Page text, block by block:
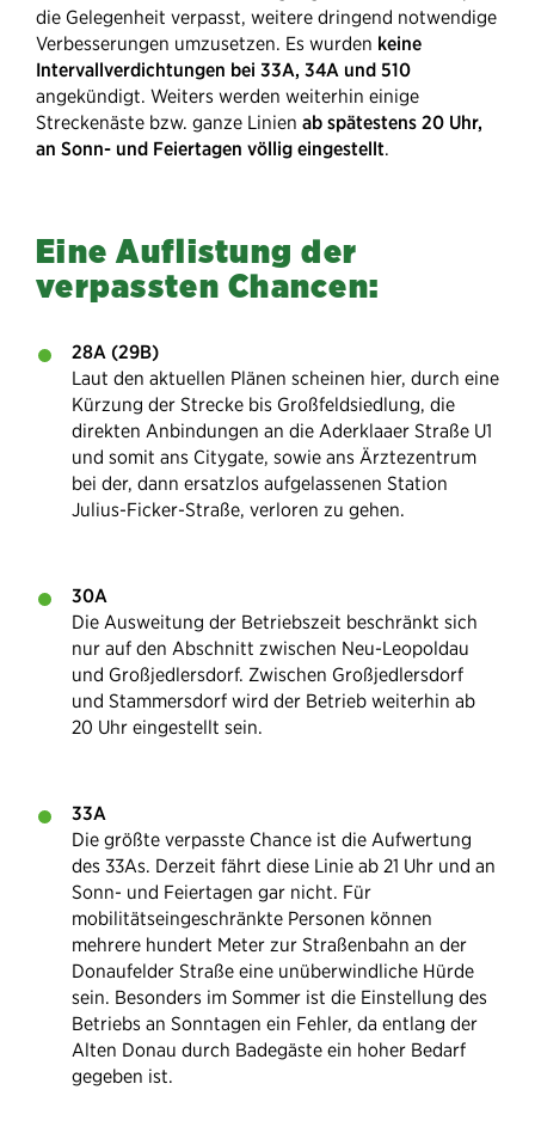
die Gelegenheit verpasst, weitere dringend notwendige
Verbesserungen umzusetzen. Es wurden keine
Intervallverdichtungen bei 33A, 34A und 510
angekündigt. Weiters werden weiterhin einige
Streckenäste bzw. ganze Linien ab spätestens 20 Uhr,
an Sonn- und Feiertagen völlig eingestellt.
Eine Auflistung der
verpassten Chancen:
28A (29B)
Laut den aktuellen Plänen scheinen hier, durch eine
Kürzung der Strecke bis Großfeldsiedlung, die
direkten Anbindungen an die Aderklaaer Straße U1
und somit ans Citygate, sowie ans Ärztezentrum
bei der, dann ersatzlos aufgelassenen Station
Julius-Ficker-Straße, verloren zu gehen.
30A
Die Ausweitung der Betriebszeit beschränkt sich
nur auf den Abschnitt zwischen Neu-Leopoldau
und Großjedlersdorf. Zwischen Großjedlersdorf
und Stammersdorf wird der Betrieb weiterhin ab
20 Uhr eingestellt sein.
33A
Die größte verpasste Chance ist die Aufwertung
des 33As. Derzeit fährt diese Linie ab 21 Uhr und an
Sonn- und Feiertagen gar nicht. Für
mobilitätseingeschränkte Personen können
mehrere hundert Meter zur Straßenbahn an der
Donaufelder Straße eine unüberwindliche Hürde
sein. Besonders im Sommer ist die Einstellung des
Betriebs an Sonntagen ein Fehler, da entlang der
Alten Donau durch Badegäste ein hoher Bedarf
gegeben ist.